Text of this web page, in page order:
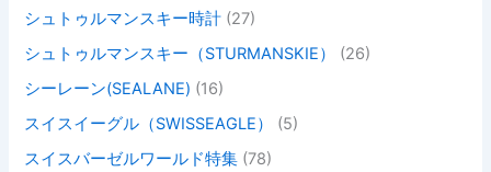
シュトゥルマンスキー時計 (27)
シュトゥルマンスキー（STURMANSKIE）
(26)
シーレーン(SEALANE) (16)
スイスイーグル（SWISSEAGLE）
(5)
スイスバーゼルワールド特集 (78)